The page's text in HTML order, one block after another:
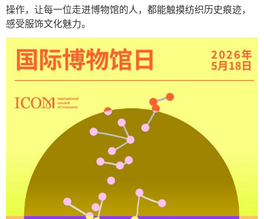
操作，让每一位走进博物馆的人，都能触摸纺织历史痕迹，
感受服饰文化魅力。